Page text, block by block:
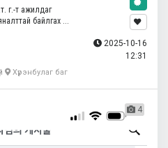
г.-т ажилдаг
байлгах ...
Хүрэнбулаг баг
2025-10-16
12:31
4